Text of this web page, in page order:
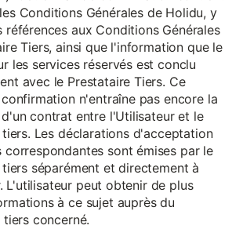
Conditions Générales de Holidu, y
références aux Conditions Générales
Tiers, ainsi que l'information que le
les services réservés est conclu
avec le Prestataire Tiers. Ce
n'entraîne pas encore la
contrat entre l'Utilisateur et le
Les déclarations d'acceptation
correspondantes sont émises par le
séparément et directement à
L'utilisateur peut obtenir de plus
à ce sujet auprès du
concerné.